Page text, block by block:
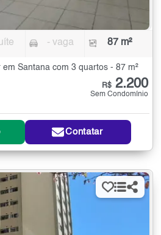
- vaga 87 m²
Santana com 3 quartos - 87 m²
R$ 2.200
Sem Condomínio
Contatar